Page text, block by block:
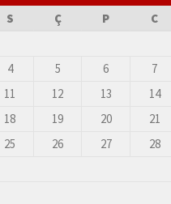
S Ç P C
4 5 6 7
11 12 13 14
18 19 20 21
25 26 27 28